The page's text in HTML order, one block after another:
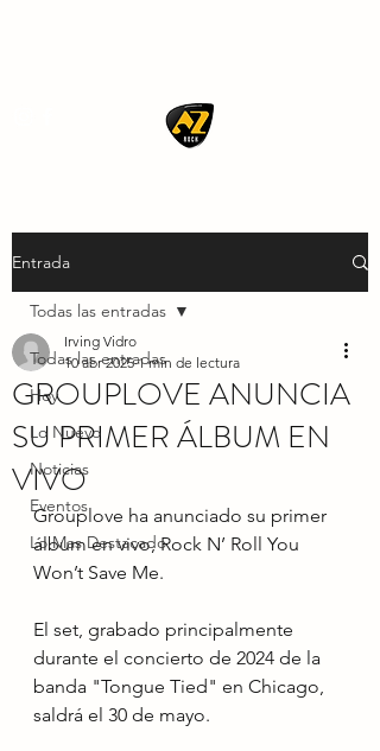
Entrada
Todas las entradas
Hoy
Lo Nuevo
Noticias
Eventos
Lo Mas Destacado
Todas las entradas
GROUPLOVE ANUNCIA
SU PRIMER ÁLBUM EN
VIVO
Irving Vidro
10 abr 2025 1 min de lectura
Grouplove ha anunciado su primer
álbum en vivo, Rock N’ Roll You
Won’t Save Me.
El set, grabado principalmente
durante el concierto de 2024 de la
banda "Tongue Tied" en Chicago,
saldrá el 30 de mayo.